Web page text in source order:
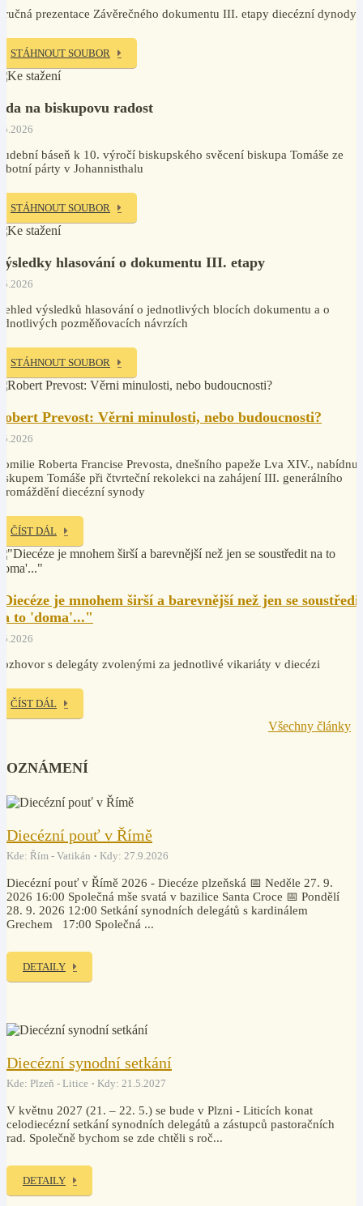
prezentace Závěrečného dokumentu III. etapy diecézní dynody
STÁHNOUT SOUBOR
na biskupovu radost
báseň k 10. výročí biskupského svěcení biskupa Tomáše ze
párty v Johannisthalu
STÁHNOUT SOUBOR
hlasování o dokumentu III. etapy
výsledků hlasování o jednotlivých blocích dokumentu a o
pozměňovacích návrzích
STÁHNOUT SOUBOR
Prevost: Věrni minulosti, nebo budoucnosti?
Roberta Francise Prevosta, dnešního papeže Lva XIV.,
Tomáše při čtvrteční rekolekci na zahájení III. generálního
diecézní synody
ČÍST DÁL
je mnohem širší a barevnější než jen se soustředit
to 'doma'..."
s delegáty zvolenými za jednotlivé vikariáty v diecézi
ČÍST DÁL
Všechny články
OZNÁMENÍ
Diecézní pouť v Římě
Kde: Řím - Vatikán Kdy: 27.9.2026
Diecézní pouť v Římě 2026 - Diecéze plzeňská 📅 Neděle 27. 9.
2026 16:00 Společná mše svatá v bazilice Santa Croce 📅 Pondělí
28. 9. 2026 12:00 Setkání synodních delegátů s kardinálem
Grechem 17:00 Společná ...
DETAILY
Diecézní synodní setkání
Kde: Plzeň - Litice Kdy: 21.5.2027
V květnu 2027 (21. – 22. 5.) se bude v Plzni - Liticích konat
celodiecézní setkání synodních delegátů a zástupců pastoračních
rad. Společně bychom se zde chtěli s roč...
DETAILY